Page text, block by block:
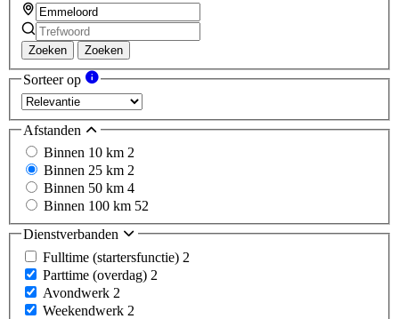
Zoeken Zoeken
Sorteer op
Afstanden
Binnen 10 km 2
Binnen 25 km 2
Binnen 50 km 4
Binnen 100 km 52
Dienstverbanden
Fulltime (startersfunctie) 2
Parttime (overdag) 2
Avondwerk 2
Weekendwerk 2